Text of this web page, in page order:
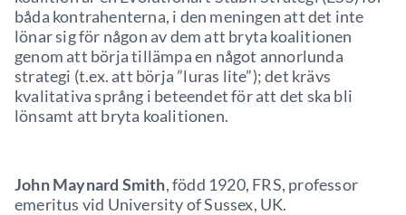
båda kontrahenterna, i den meningen att det inte
lönar sig för någon av dem att bryta koalitionen
genom att börja tillämpa en något annorlunda
strategi (t.ex. att börja ”luras lite”); det krävs
kvalitativa språng i beteendet för att det ska bli
lönsamt att bryta koalitionen.
John Maynard Smith, född 1920, FRS, professor
emeritus vid University of Sussex, UK.